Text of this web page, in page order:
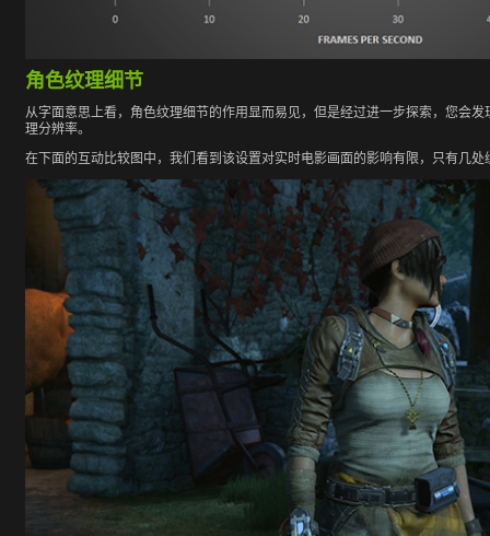
角色纹理细节
从字面意思上看，角色纹理细节的作用显而易见，但是经过进一步探索，您会
理分辨率。
在下面的互动比较图中，我们看到该设置对实时电影画面的影响有限，只有几处